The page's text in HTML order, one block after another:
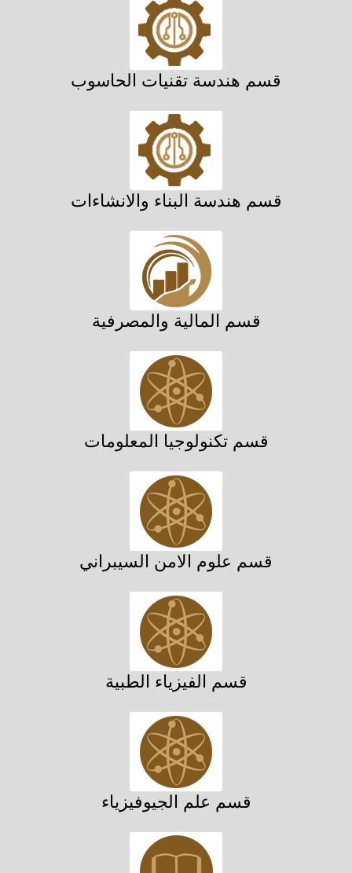
قسم هندسة تقنيات الحاسوب
قسم هندسة البناء والانشاءات
قسم المالية والمصرفية
قسم تكنولوجيا المعلومات
قسم علوم الامن السيبراني
قسم الفيزياء الطبية
قسم علم الجيوفيزياء